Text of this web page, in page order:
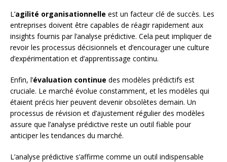
L’agilité organisationnelle est un facteur clé de succès. Les
entreprises doivent être capables de réagir rapidement aux
insights fournis par l’analyse prédictive. Cela peut impliquer de
revoir les processus décisionnels et d’encourager une culture
d’expérimentation et d’apprentissage continu.
Enfin, l’évaluation continue des modèles prédictifs est
cruciale. Le marché évolue constamment, et les modèles qui
étaient précis hier peuvent devenir obsolètes demain. Un
processus de révision et d’ajustement régulier des modèles
assure que l’analyse prédictive reste un outil fiable pour
anticiper les tendances du marché.
L’analyse prédictive s’affirme comme un outil indispensable